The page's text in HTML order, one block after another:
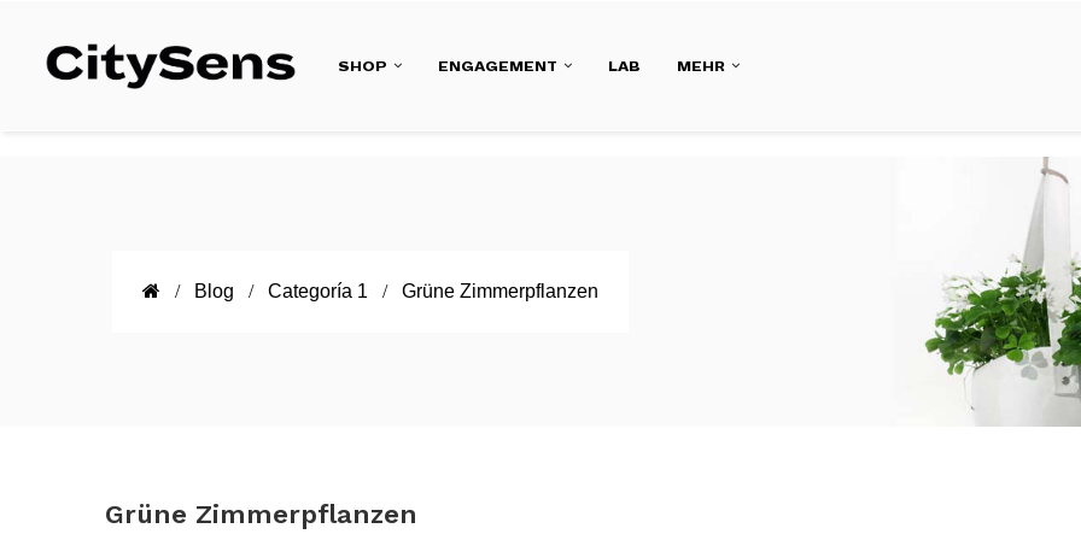
SHOP ENGAGEMENT LAB MEHR
Blog Categoría 1 Grüne Zimmerpflanzen
Grüne Zimmerpflanzen